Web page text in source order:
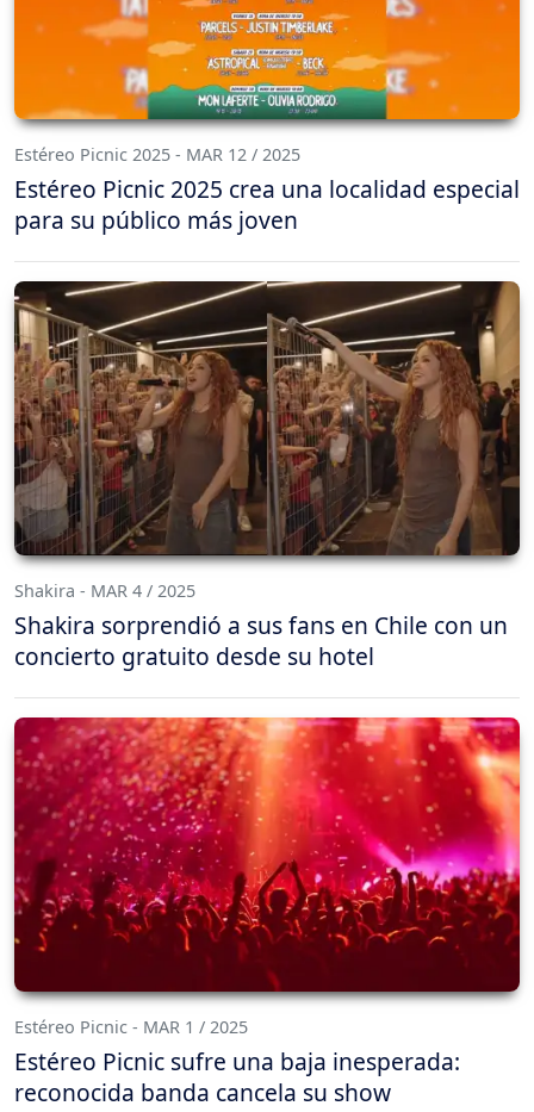
Estéreo Picnic 2025 - MAR 12 / 2025
Estéreo Picnic 2025 crea una localidad especial
para su público más joven
Shakira - MAR 4 / 2025
Shakira sorprendió a sus fans en Chile con un
concierto gratuito desde su hotel
Estéreo Picnic - MAR 1 / 2025
Estéreo Picnic sufre una baja inesperada:
reconocida banda cancela su show